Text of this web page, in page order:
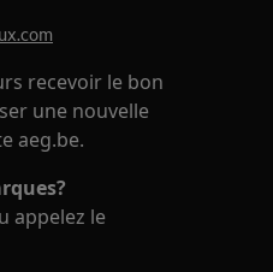
recevoir le bon
une nouvelle
aeg.be.
appelez le